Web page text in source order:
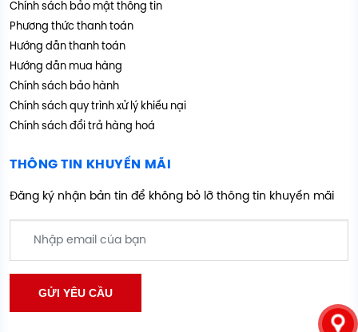
Chính sách bảo mật thông tin
Phương thức thanh toán
Hướng dẫn thanh toán
Hướng dẫn mua hàng
Chính sách bảo hành
Chính sách quy trình xử lý khiếu nại
Chính sách đổi trả hàng hoá
THÔNG TIN KHUYẾN MÃI
Đăng ký nhận bản tin để không bỏ lỡ thông tin khuyến mãi